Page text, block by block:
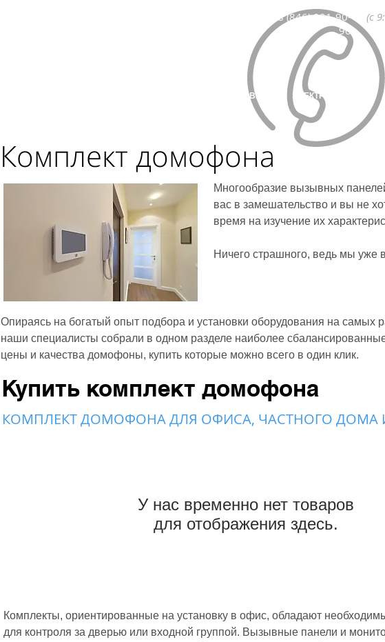
8 (846) 991-90-
90
(с
МОНТАЖ И УСТАНОВКА ЭЛЕКТРОМОНТАЖ
Комплект домофона
Многообразие вызывных
вас в замешательство и вы не
время на изучение их
Ничего страшного, ведь мы уже
Опираясь на богатый опыт подбора и установки оборудования на самых
наши специалисты собрали в одном разделе наиболее
цены и качества домофоны, купить которые можно всего в один клик.​
Купить комплект домофона
КОМПЛЕКТ ДОМОФОНА ДЛЯ ОФИСА, ЧАСТНОГО ДОМА
У нас временно нет товаров
для отображения здесь.
Комплекты, ориентированные на установку в офис, обладают
для контроля за дверью или входной группой. Вызывные панели и